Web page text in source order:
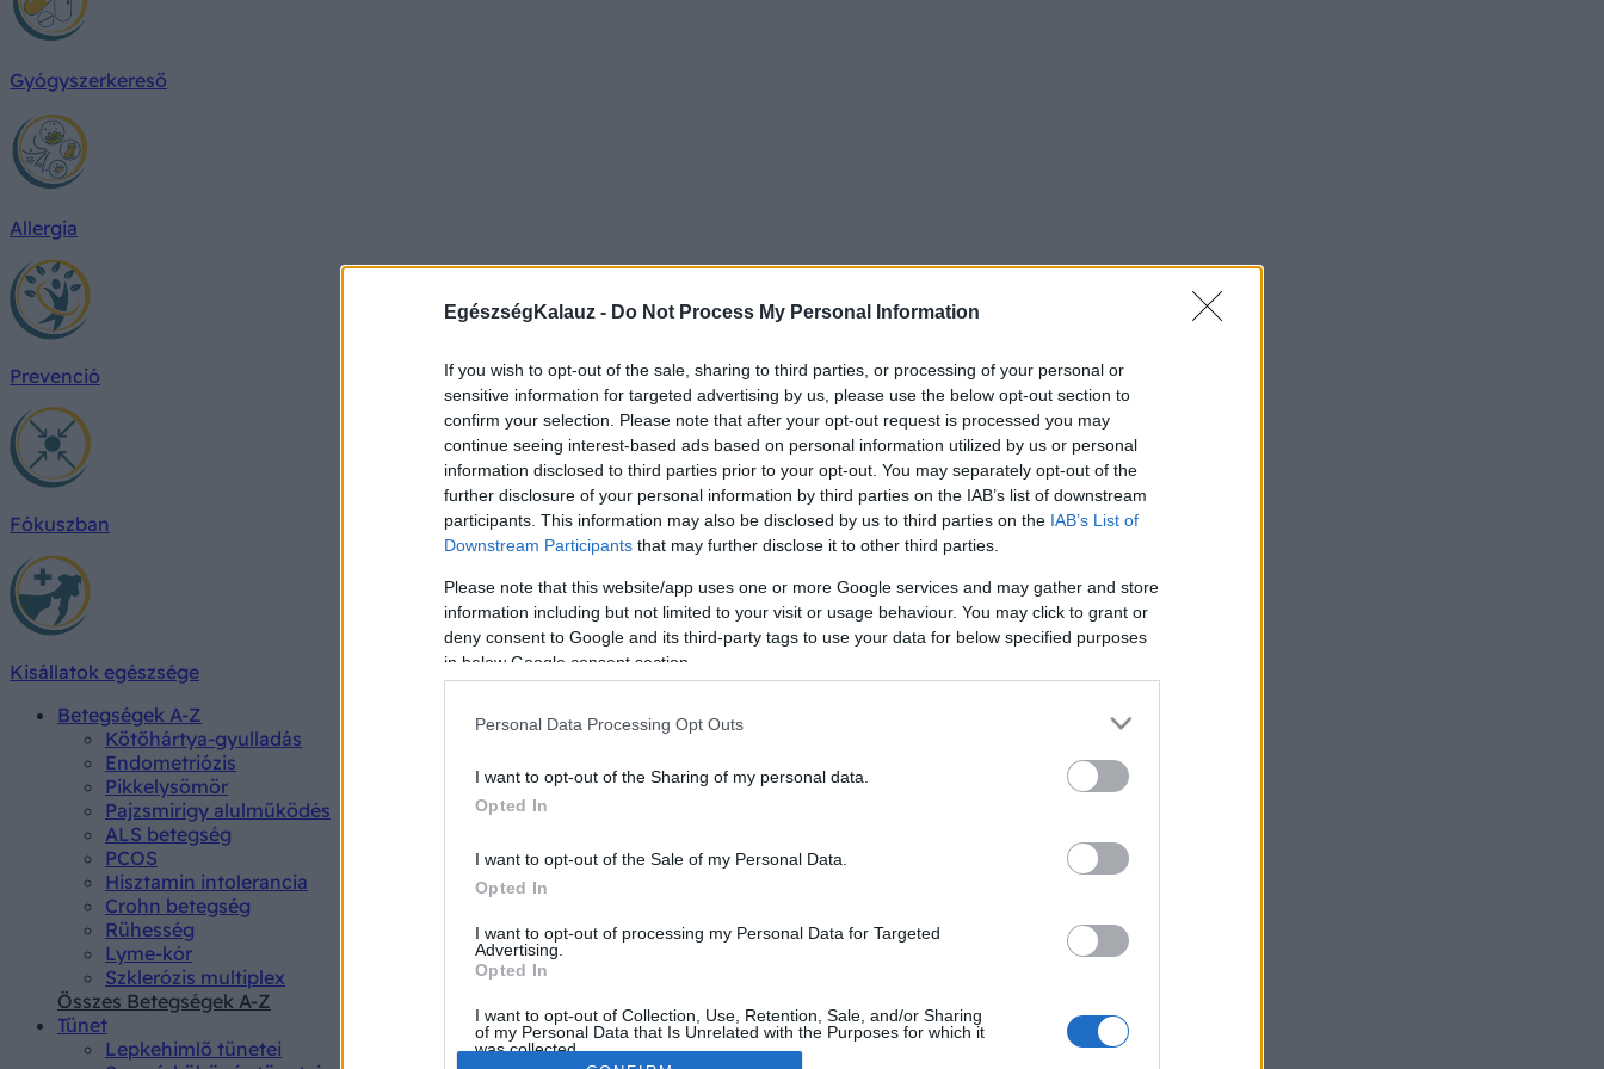
EgészségKalauz - Do Not Process My Personal Information
If you wish to opt-out of the sale, sharing to third parties, or processing of your personal or
sensitive information for targeted advertising by us, please use the below opt-out section to
confirm your selection. Please note that after your opt-out request is processed you may
continue seeing interest-based ads based on personal information utilized by us or personal
information disclosed to third parties prior to your opt-out. You may separately opt-out of the
further disclosure of your personal information by third parties on the IAB’s list of downstream
participants. This information may also be disclosed by us to third parties on the IAB’s List of
Downstream Participants that may further disclose it to other third parties.
Please note that this website/app uses one or more Google services and may gather and store
information including but not limited to your visit or usage behaviour. You may click to grant or
deny consent to Google and its third-party tags to use your data for below specified purposes
in below Google consent section.
Personal Data Processing Opt Outs
I want to opt-out of the Sharing of my personal data.
Opted In
I want to opt-out of the Sale of my Personal Data.
Opted In
I want to opt-out of processing my Personal Data for Targeted
Advertising.
Opted In
I want to opt-out of Collection, Use, Retention, Sale, and/or Sharing
of my Personal Data that Is Unrelated with the Purposes for which it
was collected.
Gyógyszerkereső
Allergia
Prevenció
Fókuszban
Kisállatok egészsége
Betegségek A-Z
Kötőhártya-gyulladás
Endometriózis
Pikkelysömör
Pajzsmirigy alulműködés
ALS betegség
PCOS
Hisztamin intolerancia
Crohn betegség
Rühesség
Lyme-kór
Szklerózis multiplex
Összes Betegségek A-Z
Tünet
Lepkehimlő tünetei